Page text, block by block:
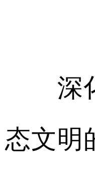
深化
态文明